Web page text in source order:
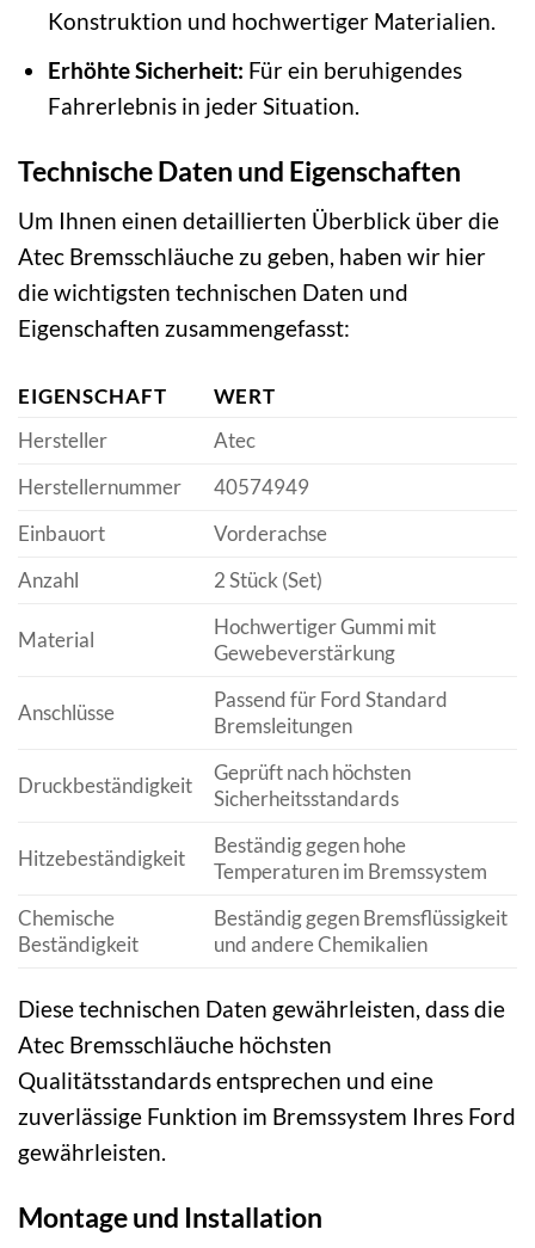
Konstruktion und hochwertiger Materialien.
Erhöhte Sicherheit: Für ein beruhigendes
Fahrerlebnis in jeder Situation.
Technische Daten und Eigenschaften
Um Ihnen einen detaillierten Überblick über die
Atec Bremsschläuche zu geben, haben wir hier
die wichtigsten technischen Daten und
Eigenschaften zusammengefasst:
EIGENSCHAFT
WERT
Hersteller
Atec
Herstellernummer
40574949
Einbauort
Vorderachse
Anzahl
2 Stück (Set)
Material
Hochwertiger Gummi mit
Gewebeverstärkung
Anschlüsse
Passend für Ford Standard
Bremsleitungen
Druckbeständigkeit
Geprüft nach höchsten
Sicherheitsstandards
Hitzebeständigkeit
Beständig gegen hohe
Temperaturen im Bremssystem
Chemische
Beständigkeit
Beständig gegen Bremsflüssigkeit
und andere Chemikalien
Diese technischen Daten gewährleisten, dass die
Atec Bremsschläuche höchsten
Qualitätsstandards entsprechen und eine
zuverlässige Funktion im Bremssystem Ihres Ford
gewährleisten.
Montage und Installation